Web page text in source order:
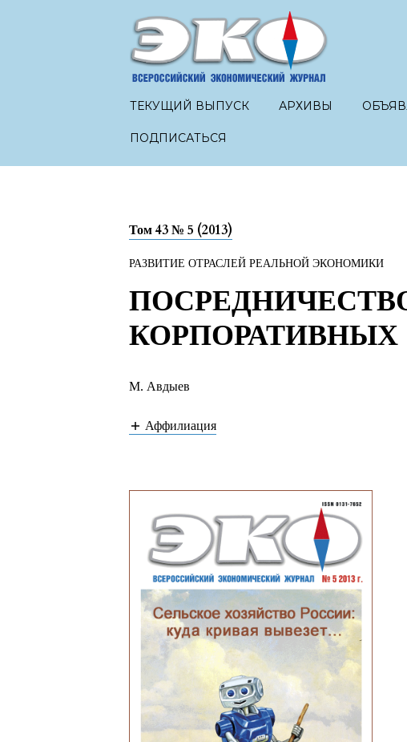
ТЕКУЩИЙ ВЫПУСК АРХИВЫ
ПОДПИСАТЬСЯ
Том 43 № 5 (2013)
РАЗВИТИЕ ОТРАСЛЕЙ РЕАЛЬНОЙ ЭКОНОМИКИ
КОРПОРАТИВНЫХ
М. Авдыев
Аффилиация